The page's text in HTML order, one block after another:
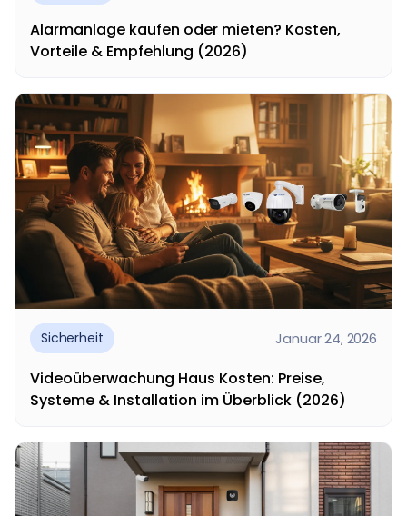
Alarmanlage kaufen oder mieten? Kosten,
Vorteile & Empfehlung (2026)
ist besser für Hausbesitzer? Diese Frage stellen
sich...
Sicherheit Januar 24, 2026
Videoüberwachung Haus Kosten: Preise,
Systeme & Installation im Überblick (2026)
stellen sich viele Hausbesitzer, wenn sie ihr Zuhause
besser...